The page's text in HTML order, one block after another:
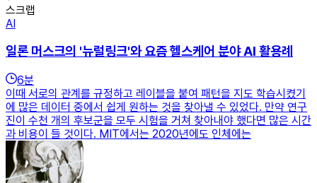
스크랩
AI
일론 머스크의 '뉴럴링크'와 요즘 헬스케어 분야 AI 활용례
6분
이때 서로의 관계를 규정하고 레이블을 붙여 패턴을 지도 학습시켰기
에 많은 데이터 중에서 쉽게 원하는 것을 찾아낼 수 있었다. 만약 연구
진이 수천 개의 후보군을 모두 시험을 거쳐 찾아내야 했다면 많은 시간
과 비용이 들 것이다. MIT에서는 2020년에도 인체에는